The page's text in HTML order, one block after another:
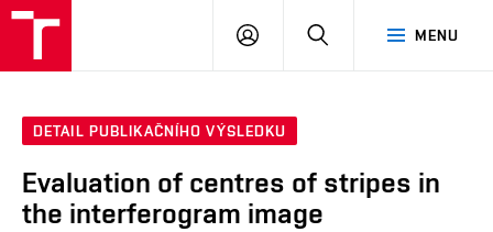
MENU
PŘIHLÁSIT
DETAIL PUBLIKAČNÍHO VÝSLEDKU
Evaluation of centres of stripes in
the interferogram image